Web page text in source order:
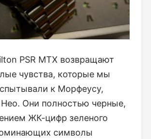
PSR MTX возвращают
чувства, которые мы
к Морфеусу,
Они полностью черные,
ЖК-цифр зеленого
символы